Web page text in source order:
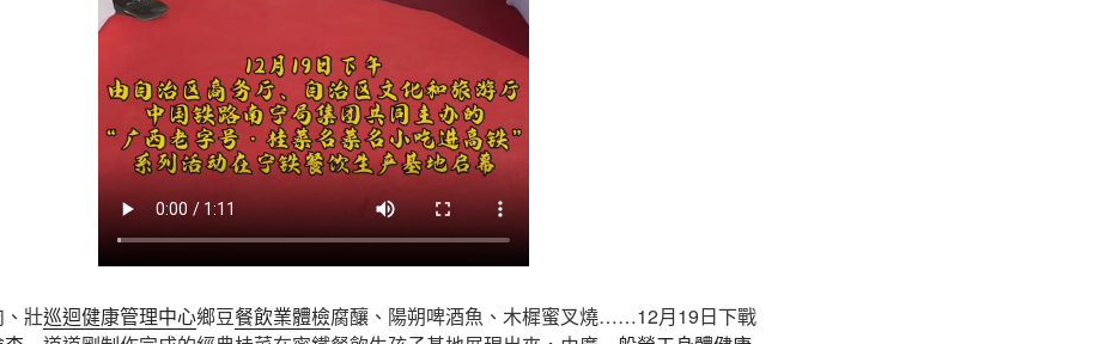
壯巡迴健康管理中心鄉豆餐飲業體檢腐釀、陽朔啤酒魚、木樨蜜叉燒……12月19日下戰